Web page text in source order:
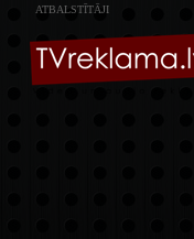
ATBALSTĪTĀJI